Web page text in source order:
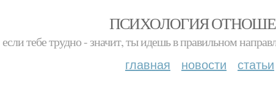
ПСИХОЛОГИЯ
если тебе трудно - значит, ты идешь в правильном
главная новости статьи